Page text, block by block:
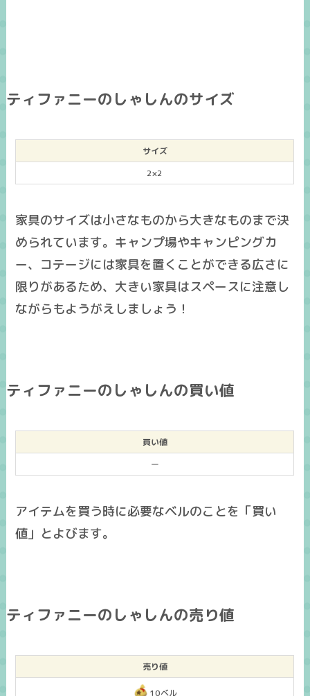
ティファニーのしゃしんのサイズ
サイズ
2×2
家具のサイズは小さなものから大きなものまで決
められています。キャンプ場やキャンピングカ
ー、コテージには家具を置くことができる広さに
限りがあるため、大きい家具はスペースに注意し
ながらもようがえしましょう！
ティファニーのしゃしんの買い値
買い値
ー
アイテムを買う時に必要なベルのことを「買い
値」とよびます。
ティファニーのしゃしんの売り値
売り値
10ベル